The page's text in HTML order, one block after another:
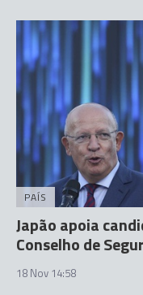
PAÍS
Japão apoia
Conselho de
18 Nov 14:58